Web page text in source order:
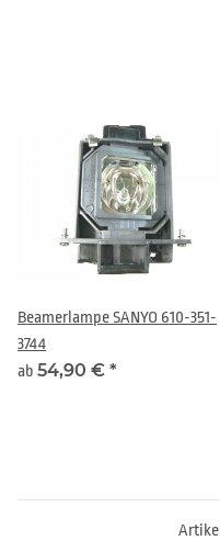
Beamerlampe SANYO 610-351-
3744
ab 54,90 € *